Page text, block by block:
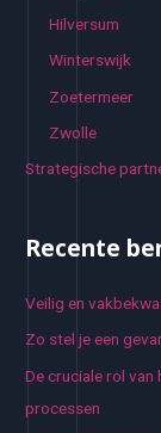
Hilversum
Winterswijk
Zoetermeer
Zwolle
Strategische
Recente
Veilig en
Zo stel je een
De cruciale rol
processen